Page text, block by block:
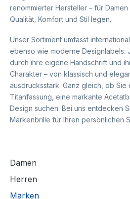
renommierter Hersteller – für
Qualität, Komfort und Stil legen.
Unser Sortiment umfasst
ebenso wie moderne Designlabels.
durch ihre eigene Handschrift und
Charakter – von klassisch und
ausdrucksstark. Ganz gleich, ob Sie
Titanfassung, eine markante
Design suchen: Bei uns entdecken
Markenbrille für Ihren persönlichen
Damen
Herren
Marken